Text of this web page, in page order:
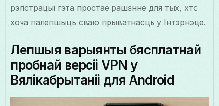
рэгістрацыі гэта простае рашэнне для тых, хто
хоча палепшыць сваю прыватнасць у Інтэрнэце.
Лепшыя варыянты бясплатнай
пробнай версіі VPN у
Вялікабрытаніі для Android